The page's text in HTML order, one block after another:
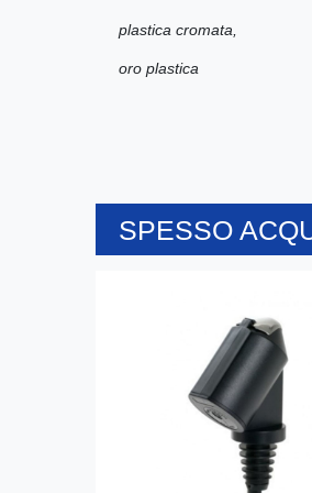
plastica cromata,
oro plastica
SPESSO